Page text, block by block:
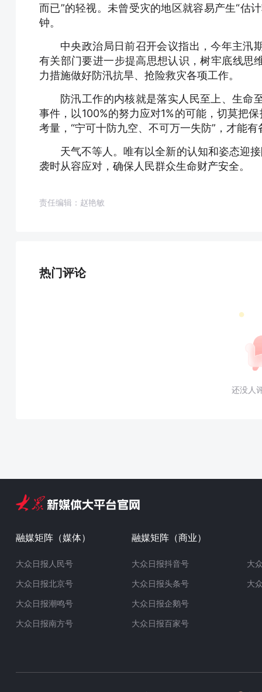
而已”的轻视。未曾受灾的地区就容易产生“估
钟。
中央政治局日前召开会议指出，今年主汛
有关部门要进一步提高思想认识，树牢底线思
力措施做好防汛抗旱、抢险救灾各项工作。
防汛工作的内核就是落实人民至上、生命
事件，以100%的努力应对1%的可能，切莫把
考量，“宁可十防九空、不可万一失防”，才能
天气不等人。唯有以全新的认知和姿态迎
袭时从容应对，确保人民群众生命财产安全。
责任编辑：赵艳敏
热门评论
还没人
融媒矩阵（媒体）
大众日报人民号
大众日报北京号
大众日报潮鸣号
大众日报南方号
融媒矩阵（商业）
大众日报抖音号
大众日报头条号
大众日报企鹅号
大众日报百家号
大
大